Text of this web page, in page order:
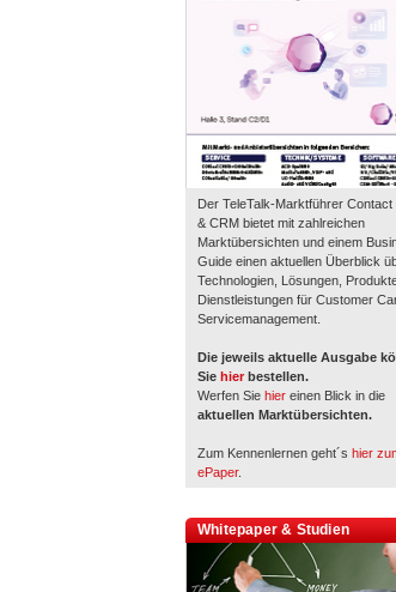
Der TeleTalk-Marktführer Contact
& CRM bietet mit zahlreichen
Marktübersichten und einem
Guide einen aktuellen Überblick
Technologien, Lösungen,
Dienstleistungen für Customer
Servicemanagement.
Die jeweils aktuelle Ausgabe
Sie hier bestellen.
Werfen Sie hier einen Blick in die
aktuellen Marktübersichten.
Zum Kennenlernen geht´s hier
ePaper.
Whitepaper & Studien